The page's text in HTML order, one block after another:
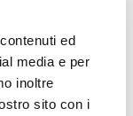
ed
media e per
inoltre
sito con i